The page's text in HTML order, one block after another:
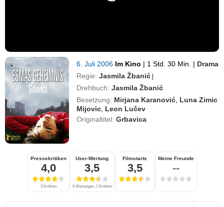
6. Juli 2006 Im Kino | 1 Std. 30 Min. | Drama
Regie: Jasmila Žbanić |
Drehbuch: Jasmila Žbanić
Besetzung: Mirjana Karanović Luna Zimic
Mijovic Leon Lučev
Originaltitel:Grbavica
Pressekritiken
4,0
3 Kritiken
User-Wertung
3,5
6 Wertungen, 2 Kritiken
Filmstarts
3,5
Meine Freunde
--